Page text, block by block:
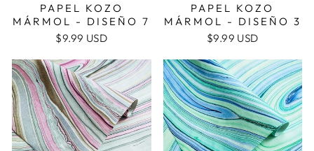
PAPEL KOZO
MÁRMOL - DISEÑO 7
$9.99 USD
PAPEL KOZO
MÁRMOL - DISEÑO 3
$9.99 USD